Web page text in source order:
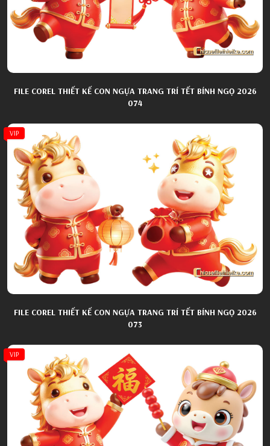
FILE COREL THIẾT KẾ CON NGỰA TRANG TRÍ TẾT BÍNH NGỌ 2026
074
VIP
FILE COREL THIẾT KẾ CON NGỰA TRANG TRÍ TẾT BÍNH NGỌ 2026
073
VIP